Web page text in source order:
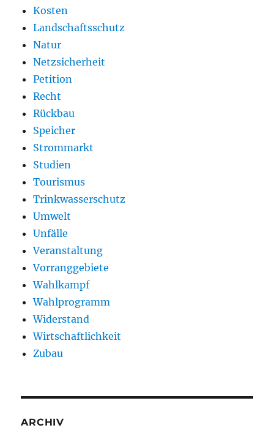
Kosten
Landschaftsschutz
Natur
Netzsicherheit
Petition
Recht
Rückbau
Speicher
Strommarkt
Studien
Tourismus
Trinkwasserschutz
Umwelt
Unfälle
Veranstaltung
Vorranggebiete
Wahlkampf
Wahlprogramm
Widerstand
Wirtschaftlichkeit
Zubau
ARCHIV